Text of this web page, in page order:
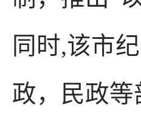
同时,该市
政，民政